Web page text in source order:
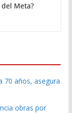
Meta?
70 años, asegura
obras por